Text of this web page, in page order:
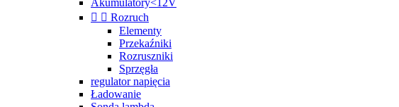
Akumulatory<12V
  Rozruch
Elementy
Przekaźniki
Rozruszniki
Sprzęgła
regulator napięcia
Ładowanie